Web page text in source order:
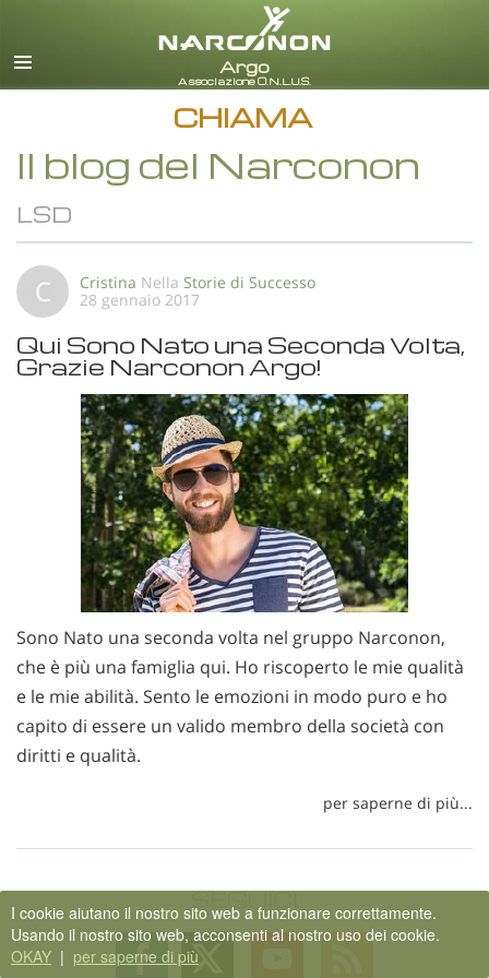
italiano
CHIAMA
Il blog del Narconon
LSD
C Cristina Nella Storie di Successo
28 gennaio 2017
Qui Sono Nato una Seconda Volta,
Grazie Narconon Argo!
Sono Nato una seconda volta nel gruppo Narconon,
che è più una famiglia qui. Ho riscoperto le mie qualità
e le mie abilità. Sento le emozioni in modo puro e ho
capito di essere un valido membro della società con
diritti e qualità.
per saperne di più...
SEGUICI
Follow Follow
Follow
Follow
I cookie aiutano il nostro sito web a funzionare correttamente.
Usando il nostro sito web, acconsenti al nostro uso dei cookie.
OKAY | per saperne di più